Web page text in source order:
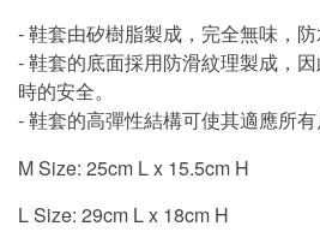
- 鞋套由矽樹脂製成，完全無味，防
- 鞋套的底面採用防滑紋理製成，
時的安全。
- 鞋套的高彈性結構可使其適應所有
M Size: 25cm L x 15.5cm H
L Size: 29cm L x 18cm H